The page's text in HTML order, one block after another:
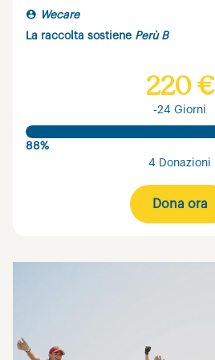
Wecare
La raccolta sostiene Perù B
220 €
-24 Giorni
88%
4 Donazioni
Dona ora